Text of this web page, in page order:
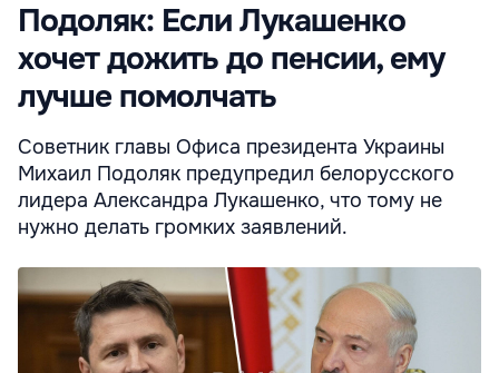
Подоляк: Если Лукашенко
хочет дожить до пенсии, ему
лучше помолчать
Советник главы Офиса президента Украины
Михаил Подоляк предупредил белорусского
лидера Александра Лукашенко, что тому не
нужно делать громких заявлений.